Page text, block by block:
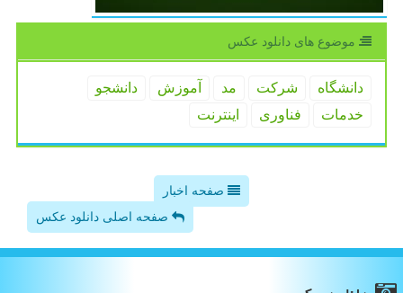
موضوع های دانلود عكس
دانشگاه شركت مد آموزش
دانشجو
خدمات
فناوری اینترنت
صفحه اخبار
صفحه اصلی دانلود عکس